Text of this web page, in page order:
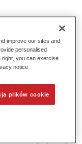
Concentrate
również
przemysłowych
MS Automotive
kolorów
kolorystyczną.
improve our sites and
personalised
right, you can exercise
notice
plików cookie